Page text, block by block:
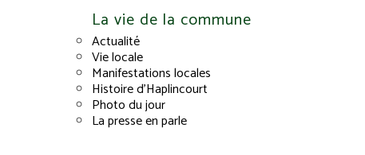
La vie de la commune
Actualité
Vie locale
Manifestations locales
Histoire d’Haplincourt
Photo du jour
La presse en parle